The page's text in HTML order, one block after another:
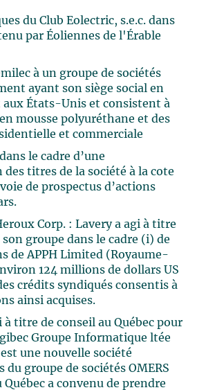
du Club Eolectric, s.e.c. dans
par Éoliennes de l'Érable
à un groupe de sociétés
ayant son siège social en
aux États-Unis et consistent à
mousse polyuréthane et des
et commerciale
le cadre d’une
titres de la société à la cote
de prospectus d’actions
Corp. : Lavery a agi à titre
groupe dans le cadre (i) de
de APPH Limited (Royaume-
124 millions de dollars US
crédits syndiqués consentis à
ainsi acquises.
titre de conseil au Québec pour
Groupe Informatique ltée
une nouvelle société
groupe de sociétés OMERS
a convenu de prendre